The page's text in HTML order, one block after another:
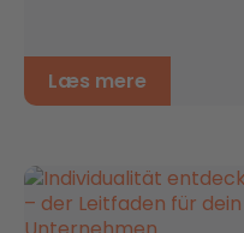
Læs mere